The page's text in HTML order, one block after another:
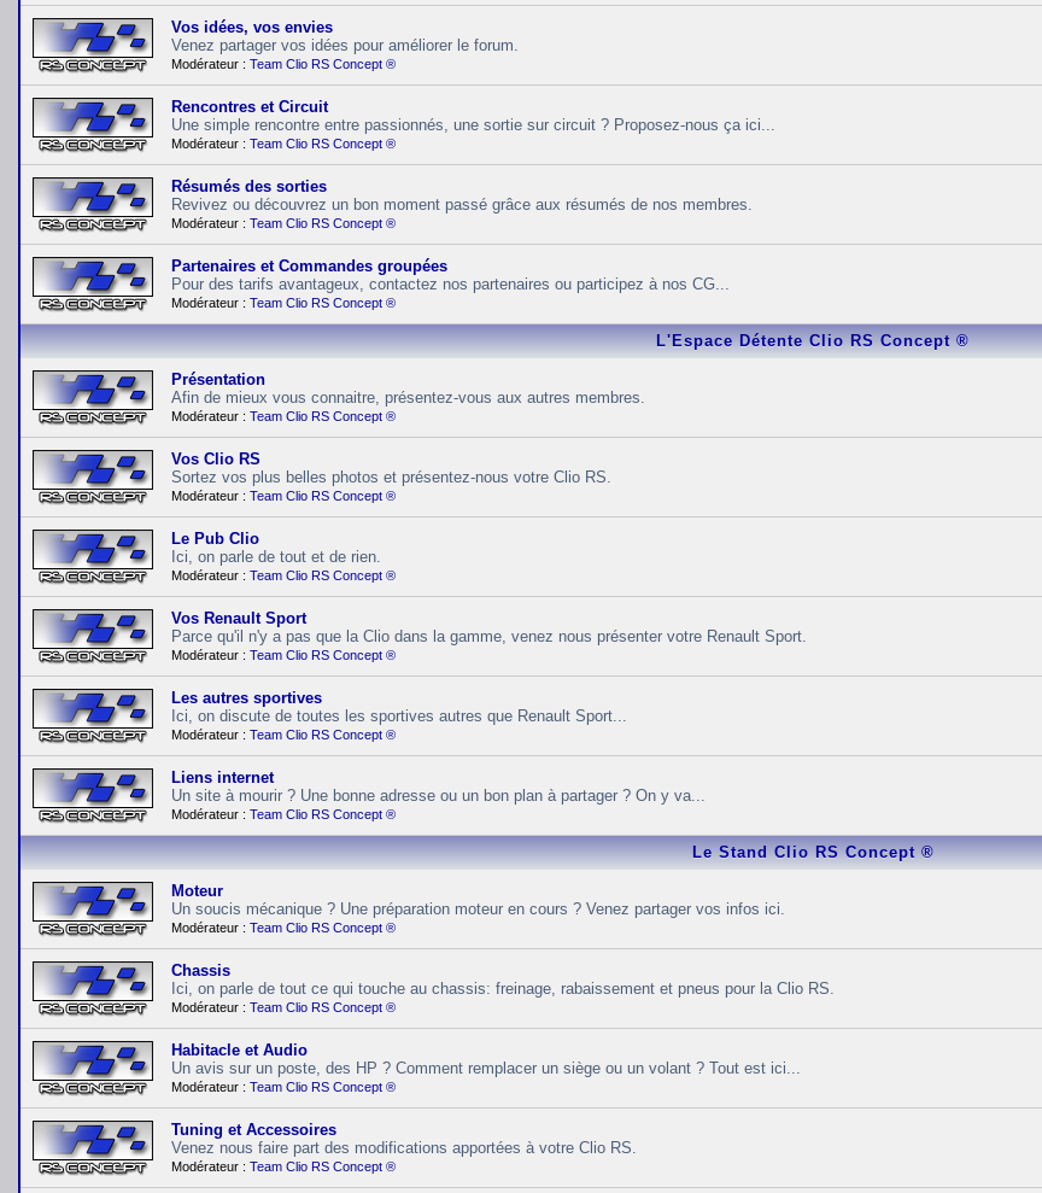
Vos idées, vos envies
Venez partager vos idées pour améliorer le forum.
Modérateur : Team Clio RS Concept ®
Rencontres et Circuit
Une simple rencontre entre passionnés, une sortie sur circuit ? Proposez-nous ça ici...
Modérateur : Team Clio RS Concept ®
Résumés des sorties
Revivez ou découvrez un bon moment passé grâce aux résumés de nos membres.
Modérateur : Team Clio RS Concept ®
Partenaires et Commandes groupées
Pour des tarifs avantageux, contactez nos partenaires ou participez à nos CG...
Modérateur : Team Clio RS Concept ®
L'Espace Détente Clio RS Concept ®
Présentation
Afin de mieux vous connaitre, présentez-vous aux autres membres.
Modérateur : Team Clio RS Concept ®
Vos Clio RS
Sortez vos plus belles photos et présentez-nous votre Clio RS.
Modérateur : Team Clio RS Concept ®
Le Pub Clio
Ici, on parle de tout et de rien.
Modérateur : Team Clio RS Concept ®
Vos Renault Sport
Parce qu'il n'y a pas que la Clio dans la gamme, venez nous présenter votre Renault Sport.
Modérateur : Team Clio RS Concept ®
Les autres sportives
Ici, on discute de toutes les sportives autres que Renault Sport...
Modérateur : Team Clio RS Concept ®
Liens internet
Un site à mourir ? Une bonne adresse ou un bon plan à partager ? On y va...
Modérateur : Team Clio RS Concept ®
Le Stand Clio RS Concept ®
Moteur
Un soucis mécanique ? Une préparation moteur en cours ? Venez partager vos infos ici.
Modérateur : Team Clio RS Concept ®
Chassis
Ici, on parle de tout ce qui touche au chassis: freinage, rabaissement et pneus pour la Clio RS.
Modérateur : Team Clio RS Concept ®
Habitacle et Audio
Un avis sur un poste, des HP ? Comment remplacer un siège ou un volant ? Tout est ici...
Modérateur : Team Clio RS Concept ®
Tuning et Accessoires
Venez nous faire part des modifications apportées à votre Clio RS.
Modérateur : Team Clio RS Concept ®